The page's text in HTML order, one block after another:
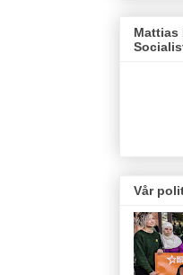
Mattias
Vår